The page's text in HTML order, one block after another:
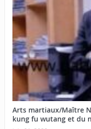
Arts martiaux/Maître
kung fu wutang et du